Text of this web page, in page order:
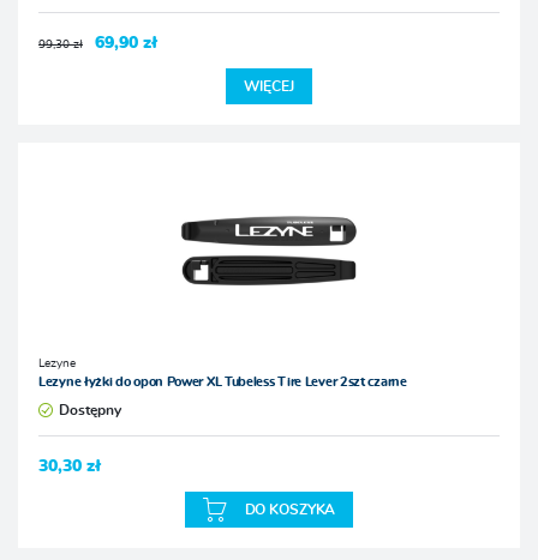
99,30 zł 69,90 zł
WIĘCEJ
Lezyne
Lezyne łyżki do opon Power XL Tubeless Tire Lever 2szt czarne
Dostępny
30,30 zł
DO KOSZYKA